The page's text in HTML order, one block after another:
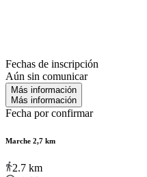
Fechas de inscripción
Aún sin comunicar
Más información
Más información
Fecha por confirmar
Marche 2,7 km
2.7 km